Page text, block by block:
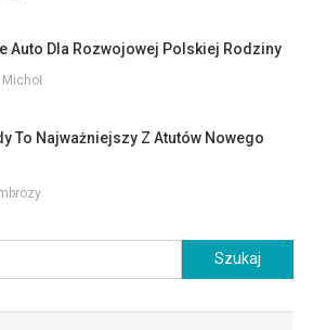
Auto Dla Rozwojowej Polskiej Rodziny
Michoł
To Najważniejszy Z Atutów Nowego
Szukaj: